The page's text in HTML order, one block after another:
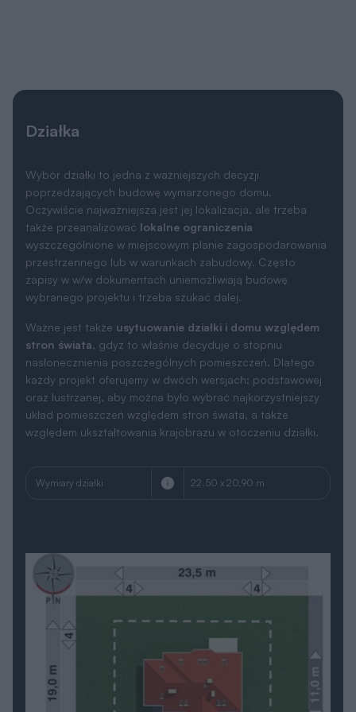
Działka
Wybór działki to jedna z ważniejszych decyzji
poprzedzających budowę wymarzonego domu.
Oczywiście najważniejsza jest jej lokalizacja, ale trzeba
także przeanalizować lokalne ograniczenia
wyszczególnione w miejscowym planie zagospodarowania
przestrzennego lub w warunkach zabudowy. Często
zapisy w w/w dokumentach uniemożliwiają budowę
wybranego projektu i trzeba szukać dalej.
Ważne jest także usytuowanie działki i domu względem
stron świata, gdyż to właśnie decyduje o stopniu
nasłonecznienia poszczególnych pomieszczeń. Dlatego
każdy projekt oferujemy w dwóch wersjach: podstawowej
oraz lustrzanej, aby można było wybrać najkorzystniejszy
układ pomieszczeń względem stron świata, a także
względem ukształtowania krajobrazu w otoczeniu działki.
Wymiary działki 22.50 x 20.90 m